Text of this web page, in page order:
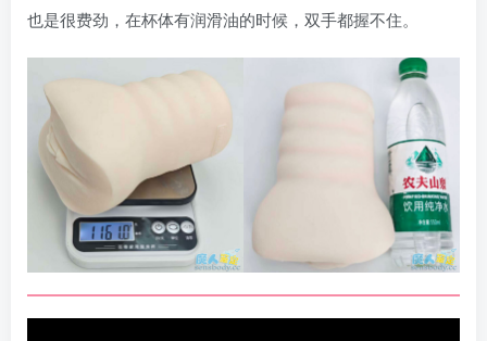
也是很费劲，在杯体有润滑油的时候，双手都握不住。